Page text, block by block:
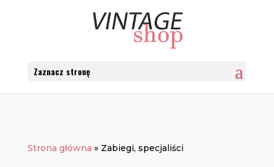
Zaznacz stronę
Strona główna » Zabiegi, specjaliści